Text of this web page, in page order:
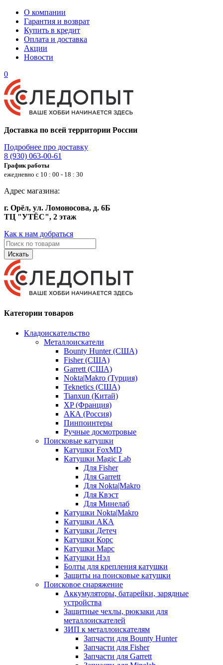
О компании
Гарантия и возврат
Купить в кредит
Оплата и доставка
Акции
Новости
0
Доставка по всей территории России
Подробнее про доставку
8 (930) 063-00-61
График работы
ежедневно с 10 : 00 - 18 : 30
Адрес магазина:
г. Орёл, ул. Ломоносова, д. 6Б
ТЦ "УТЁС", 2 этаж
Как к нам добраться
Искать
Категории товаров
Кладоискательство
Металлоискатели
Bounty Hunter (США)
Fisher (США)
Garrett (США)
Nokta|Makro (Турция)
Teknetics (США)
Tianxun (Китай)
XP (Франция)
АКА (Россия)
Пинпоинтеры
Ручные досмотровые
Поисковые катушки
Катушки FoxMD
Катушки Magic Lab
Для Fisher
Для Garrett
Для Nokta|Makro
Для Квэст
Для Минелаб
Катушки Nokta|Makro
Катушки АКА
Катушки Детеч
Катушки Корс
Катушки Марс
Катушки Нэл
Болты для крепления катушки
Защиты на поисковые катушки
Поисковое снаряжение
Аккумуляторы, батарейки, зарядные
устройства
Защитные чехлы, рюкзаки для
металлоискателей
ЗИП к металлоискателям
Запчасти для Bounty Hunter
Запчасти для Fisher
Запчасти для Garrett